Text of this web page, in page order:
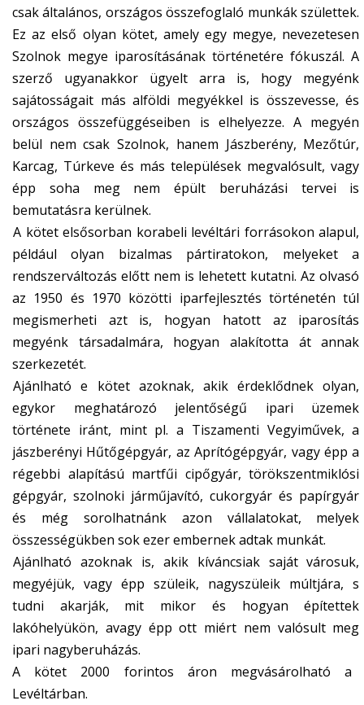
csak általános, országos összefoglaló munkák születtek.
Ez az első olyan kötet, amely egy megye, nevezetesen
Szolnok megye iparosításának történetére fókuszál. A
szerző ugyanakkor ügyelt arra is, hogy megyénk
sajátosságait más alföldi megyékkel is összevesse, és
országos összefüggéseiben is elhelyezze. A megyén
belül nem csak Szolnok, hanem Jászberény, Mezőtúr,
Karcag, Túrkeve és más települések megvalósult, vagy
épp soha meg nem épült beruházási tervei is
bemutatásra kerülnek.
A kötet elsősorban korabeli levéltári forrásokon alapul,
például olyan bizalmas pártiratokon, melyeket a
rendszerváltozás előtt nem is lehetett kutatni. Az olvasó
az 1950 és 1970 közötti iparfejlesztés történetén túl
megismerheti azt is, hogyan hatott az iparosítás
megyénk társadalmára, hogyan alakította át annak
szerkezetét.
Ajánlható e kötet azoknak, akik érdeklődnek olyan,
egykor meghatározó jelentőségű ipari üzemek
története iránt, mint pl. a Tiszamenti Vegyiművek, a
jászberényi Hűtőgépgyár, az Aprítógépgyár, vagy épp a
régebbi alapítású martfűi cipőgyár, törökszentmiklósi
gépgyár, szolnoki járműjavító, cukorgyár és papírgyár
és még sorolhatnánk azon vállalatokat, melyek
összességükben sok ezer embernek adtak munkát.
Ajánlható azoknak is, akik kíváncsiak saját városuk,
megyéjük, vagy épp szüleik, nagyszüleik múltjára, s
tudni akarják, mit mikor és hogyan építettek
lakóhelyükön, avagy épp ott miért nem valósult meg
ipari nagyberuházás.
A kötet 2000 forintos áron megvásárolható a
Levéltárban.